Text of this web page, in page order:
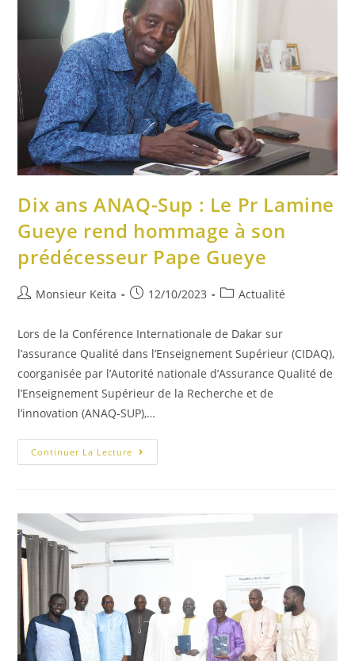
Dix ans ANAQ-Sup : Le Pr Lamine
Gueye rend hommage à son
prédécesseur Pape Gueye
Monsieur Keita 12/10/2023 Actualité
Lors de la Conférence Internationale de Dakar sur
l’assurance Qualité dans l’Enseignement Supérieur (CIDAQ),
coorganisée par l’Autorité nationale d’Assurance Qualité de
l’Enseignement Supérieur de la Recherche et de
l’innovation (ANAQ-SUP),…
Continuer La Lecture